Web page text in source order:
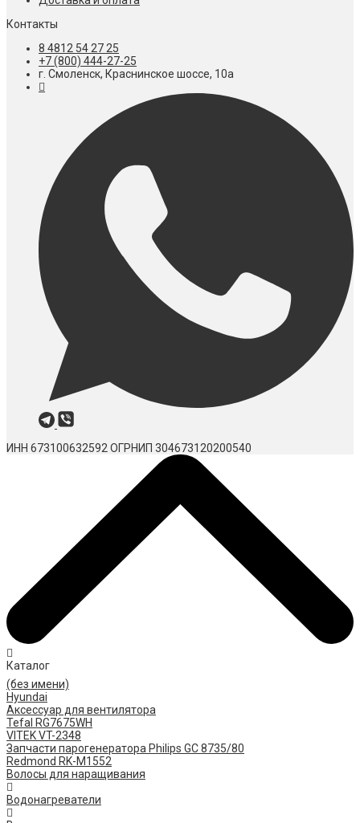
Контакты
8 4812 54 27 25
+7 (800) 444-27-25
г. Смоленск, Краснинское шоссе, 10а
ИНН 673100632592 ОГРНИП 304673120200540
Каталог
(без имени)
Hyundai
Аксессуар для вентилятора
Tefal RG7675WH
VITEK VT-2348
Запчасти парогенератора Philips GC 8735/80
Redmond RK-M1552
Волосы для наращивания
Водонагреватели